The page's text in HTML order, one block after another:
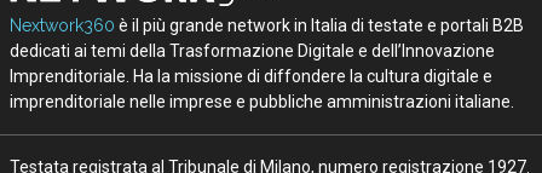
Nextwork360 è il più grande network in Italia di testate e portali B2B
dedicati ai temi della Trasformazione Digitale e dell’Innovazione
Imprenditoriale. Ha la missione di diffondere la cultura digitale e
imprenditoriale nelle imprese e pubbliche amministrazioni italiane.
Testata registrata al Tribunale di Milano, numero registrazione 1927.